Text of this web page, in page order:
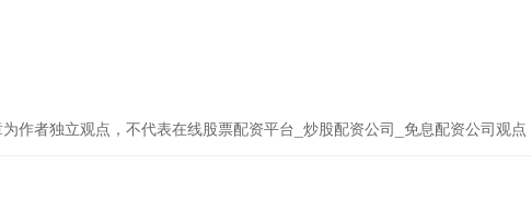
作者独立观点，不代表在线股票配资平台_炒股配资公司_免息配资公司观点